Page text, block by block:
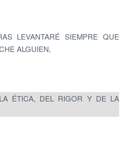
LEVANTARÉ SIEMPRE QUE
ALGUIEN,
ÉTICA, DEL RIGOR Y DE LA